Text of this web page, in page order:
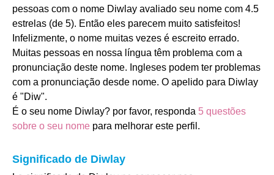
pessoas com o nome Diwlay avaliado seu nome com 4.5
estrelas (de 5). Então eles parecem muito satisfeitos!
Infelizmente, o nome muitas vezes é escreito errado.
Muitas pessoas en nossa língua têm problema com a
pronunciação deste nome. Ingleses podem ter problemas
com a pronunciação desde nome. O apelido para Diwlay
é "Diw".
É o seu nome Diwlay? por favor, responda 5 questões
sobre o seu nome para melhorar este perfil.
Significado de Diwlay